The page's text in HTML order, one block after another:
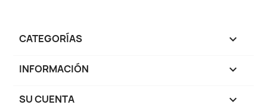
CATEGORÍAS 
INFORMACIÓN 
SU CUENTA 